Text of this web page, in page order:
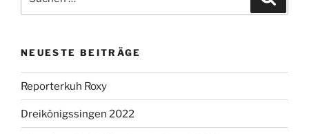
nach:
NEUESTE BEITRÄGE
Reporterkuh Roxy
Dreikönigssingen 2022